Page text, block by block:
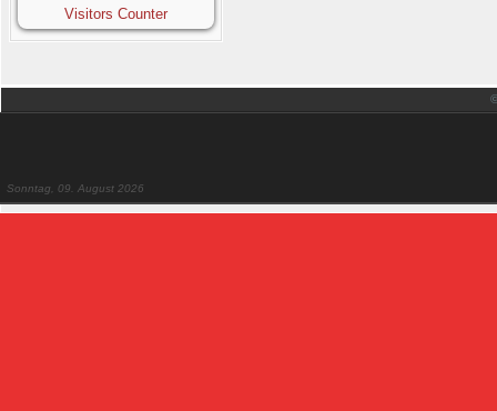
Visitors Counter
Sonntag, 09. August 2026